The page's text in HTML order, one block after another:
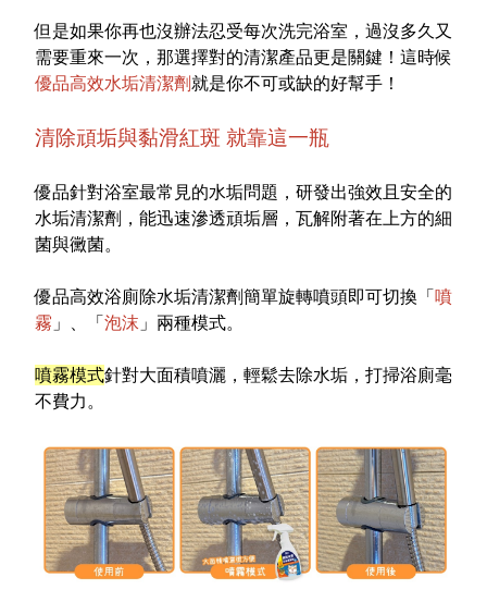
但是如果你再也沒辦法忍受每次洗完浴室，過沒多久又
需要重來一次，那選擇對的清潔產品更是關鍵！這時候
優品高效水垢清潔劑就是你不可或缺的好幫手！
清除頑垢與黏滑紅斑 就靠這一瓶
優品針對浴室最常見的水垢問題，研發出強效且安全的
水垢清潔劑，能迅速滲透頑垢層，瓦解附著在上方的細
菌與黴菌。
優品高效浴廁除水垢清潔劑簡單旋轉噴頭即可切換「噴
霧 」、「泡沫 」兩種模式。
噴霧模式針對大面積噴灑，輕鬆去除水垢，打掃浴廁毫
不費力。